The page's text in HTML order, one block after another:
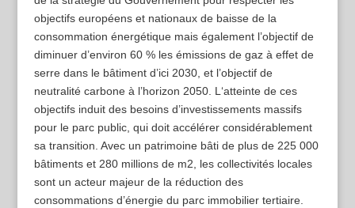
objectifs européens et nationaux de baisse de la
consommation énergétique mais également l’objectif de
diminuer d’environ 60 % les émissions de gaz à effet de
serre dans le bâtiment d’ici 2030, et l’objectif de
neutralité carbone à l’horizon 2050. L‘atteinte de ces
objectifs induit des besoins d’investissements massifs
pour le parc public, qui doit accélérer considérablement
sa transition. Avec un patrimoine bâti de plus de 225 000
bâtiments et 280 millions de m2, les collectivités locales
sont un acteur majeur de la réduction des
consommations d’énergie du parc immobilier tertiaire.